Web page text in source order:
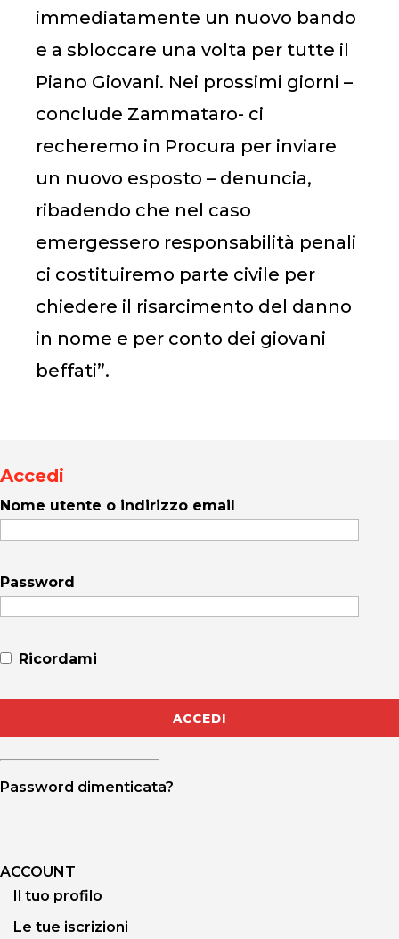
immediatamente un nuovo bando
e a sbloccare una volta per tutte il
Piano Giovani. Nei prossimi giorni –
conclude Zammataro- ci
recheremo in Procura per inviare
un nuovo esposto – denuncia,
ribadendo che nel caso
emergessero responsabilità penali
ci costituiremo parte civile per
chiedere il risarcimento del danno
in nome e per conto dei giovani
beffati”.
Accedi
Nome utente o indirizzo email
Password
Ricordami
Password dimenticata?
ACCOUNT
Il tuo profilo
Le tue iscrizioni